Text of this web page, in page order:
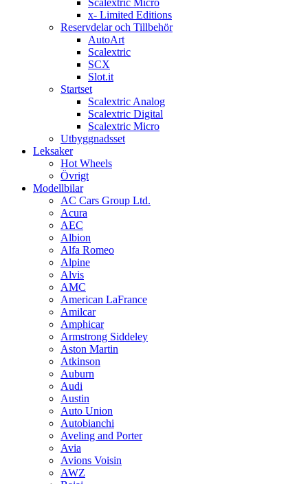
x- Limited Editions
Reservdelar och Tillbehör
AutoArt
Scalextric
SCX
Slot.it
Startset
Scalextric Analog
Scalextric Digital
Scalextric Micro
Utbyggnadsset
Leksaker
Hot Wheels
Övrigt
Modellbilar
AC Cars Group Ltd.
Acura
AEC
Albion
Alfa Romeo
Alpine
Alvis
AMC
American LaFrance
Amilcar
Amphicar
Armstrong Siddeley
Aston Martin
Atkinson
Auburn
Audi
Austin
Auto Union
Autobianchi
Aveling and Porter
Avia
Avions Voisin
AWZ